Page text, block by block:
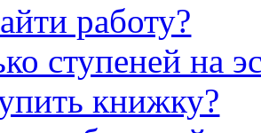
работу?
ступеней на
книжку?